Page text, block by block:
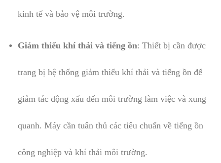
kinh tế và bảo vệ môi trường.
Giảm thiểu khí thải và tiếng ồn: Thiết bị cần được
trang bị hệ thống giảm thiểu khí thải và tiếng ồn để
giảm tác động xấu đến môi trường làm việc và xung
quanh. Máy cần tuân thủ các tiêu chuẩn về tiếng ồn
công nghiệp và khí thải môi trường.